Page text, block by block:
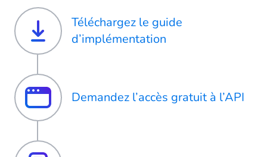
Téléchargez le guide
d’implémentation
Demandez l’accès gratuit à l’API